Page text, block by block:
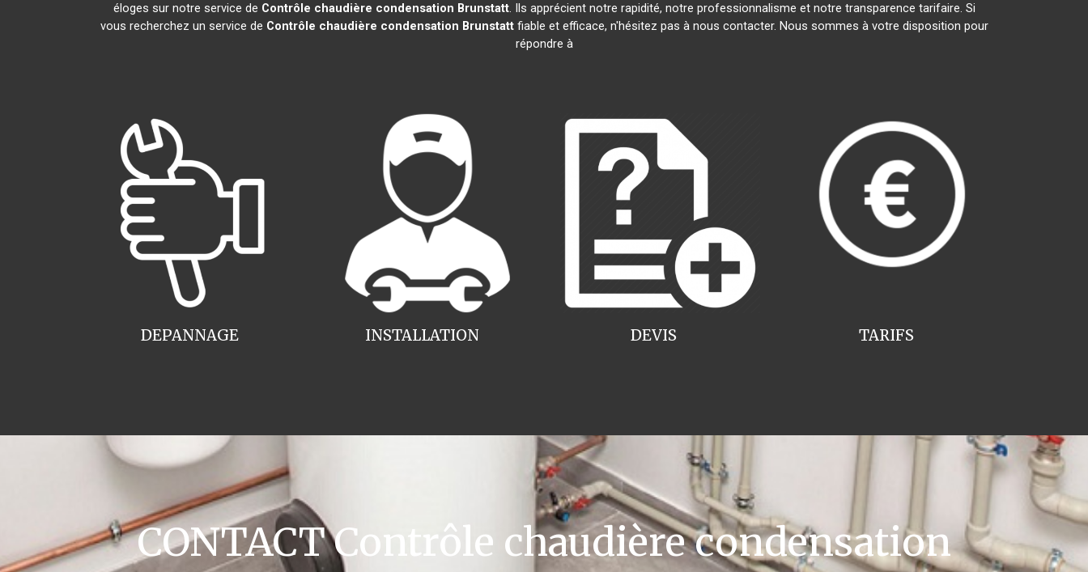
éloges sur notre service de Contrôle chaudière condensation Brunstatt. Ils apprécient notre rapidité, notre professionnalisme et notre transparence tarifaire. Si
vous recherchez un service de Contrôle chaudière condensation Brunstattfiable et efficace, n'hésitez pas à nous contacter. Nous sommes à votre disposition pour
répondre à
INSTALLATION
DEPANNAGE TARIFS
DEVIS
CONTACT Contrôle chaudière condensation